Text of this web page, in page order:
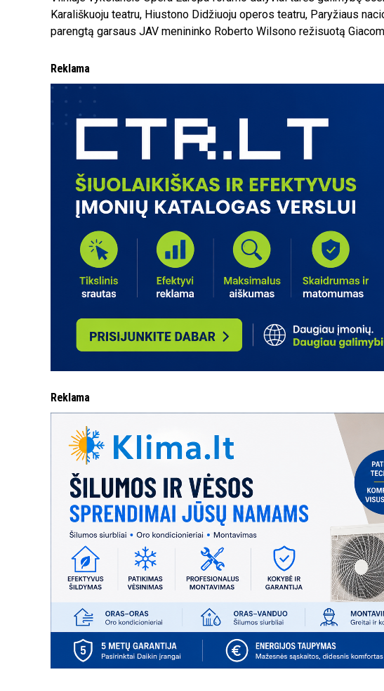
Karališkuoju teatru, Hiustono Didžiuoju operos teatru, Paryžiaus
parengtą garsaus JAV menininko Roberto Wilsono režisuotą
Reklama
Reklama